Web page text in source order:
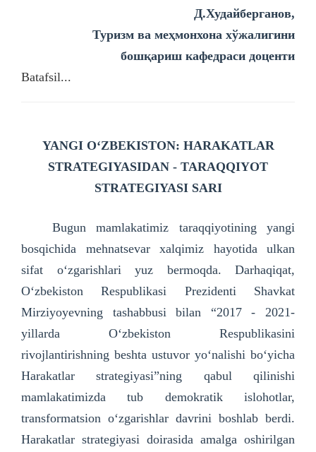
Д.Худайберганов,
Туризм ва меҳмонхона хўжалигини
бошқариш кафедраси доценти
Batafsil...
YANGI O‘ZBEKISTON: HARAKATLAR
STRATEGIYASIDAN - TARAQQIYOT
STRATEGIYASI SARI
Bugun mamlakatimiz taraqqiyotining yangi
bosqichida mehnatsevar xalqimiz hayotida ulkan
sifat o‘zgarishlari yuz bermoqda. Darhaqiqat,
O‘zbekiston Respublikasi Prezidenti Shavkat
Mirziyoyevning tashabbusi bilan “2017 - 2021-
yillarda O‘zbekiston Respublikasini
rivojlantirishning beshta ustuvor yo‘nalishi bo‘yicha
Harakatlar strategiyasi”ning qabul qilinishi
mamlakatimizda tub demokratik islohotlar,
transformatsion o‘zgarishlar davrini boshlab berdi.
Harakatlar strategiyasi doirasida amalga oshirilgan